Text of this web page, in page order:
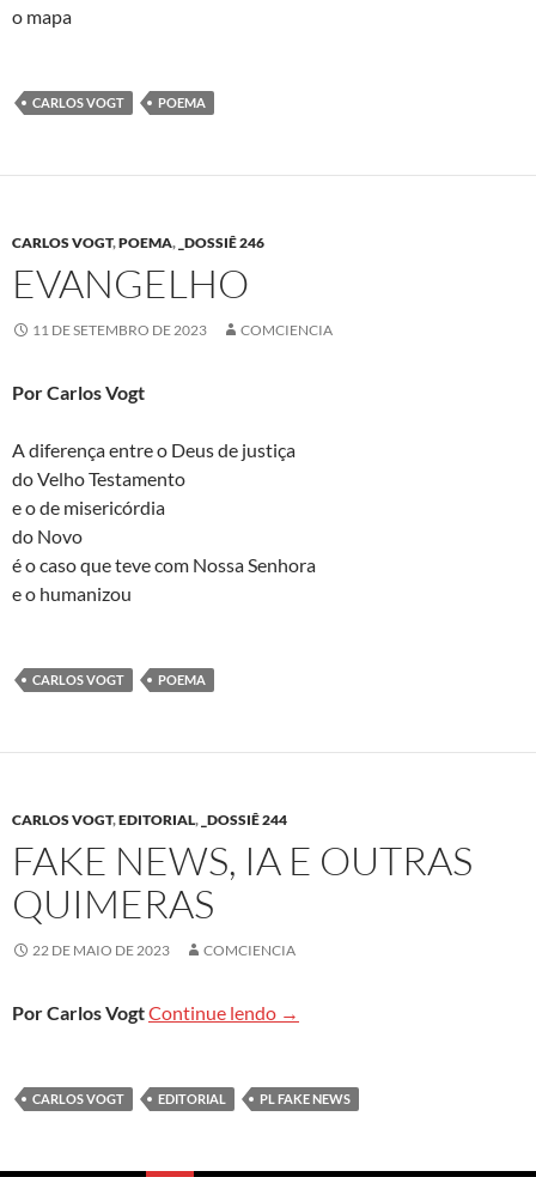
o mapa
CARLOS VOGT POEMA
CARLOS VOGT,POEMA, _DOSSIÊ 246
EVANGELHO
11 DE SETEMBRO DE 2023 COMCIENCIA
Por Carlos Vogt
A diferença entre o Deus de justiça
do Velho Testamento
e o de misericórdia
do Novo
é o caso que teve com Nossa Senhora
e o humanizou
CARLOS VOGT POEMA
CARLOS VOGT,EDITORIAL, _DOSSIÊ 244
FAKE NEWS, IA E OUTRAS
QUIMERAS
22 DE MAIO DE 2023 COMCIENCIA
Por Carlos VogtContinue lendo Fake News, IA e outras
→
CARLOS VOGT EDITORIAL PL FAKE NEWS